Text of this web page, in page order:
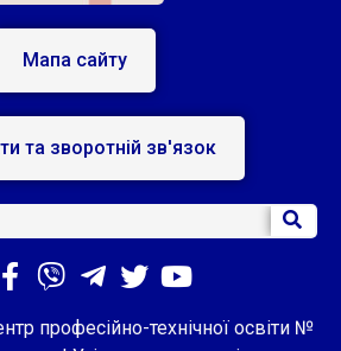
Мапа сайту
та зворотній зв'язок
професійно-технічної освіти №